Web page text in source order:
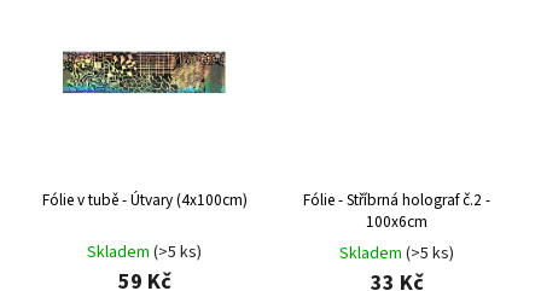
Fólie v tubě - Útvary (4x100cm)
Skladem (>5 ks)
59 Kč
Fólie - Stříbrná holograf č.2 -
100x6cm
Skladem (>5 ks)
33 Kč